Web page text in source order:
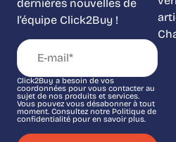
dernières nouvelles de
l’équipe Click2Buy !
Click2Buy a besoin de vos
coordonnées pour vous contacter au
sujet de nos produits et services.
Vous pouvez vous désabonner à tout
moment. Consultez notre Politique de
confidentialité pour en savoir plus.